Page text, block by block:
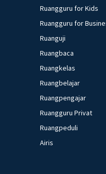
Ruangguru for Kids
Ruangguru for
Ruanguji
Ruangbaca
Ruangkelas
Ruangbelajar
Ruangpengajar
Ruangguru Privat
Ruangpeduli
Airis